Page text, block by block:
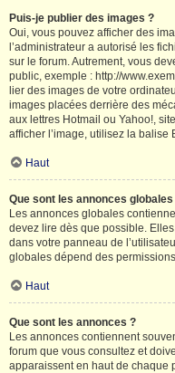
Puis-je publier des images ?
Oui, vous pouvez afficher des
l’administrateur a autorisé les
sur le forum. Autrement, vous
public, exemple : http://
lier des images de votre
images placées derrière des
aux lettres Hotmail ou Yahoo!,
afficher l’image, utilisez la balise
Haut
Que sont les annonces globales
Les annonces globales
devez lire dès que possible.
dans votre panneau de
globales dépend des
Haut
Que sont les annonces ?
Les annonces contiennent
forum que vous consultez et
apparaissent en haut de chaque